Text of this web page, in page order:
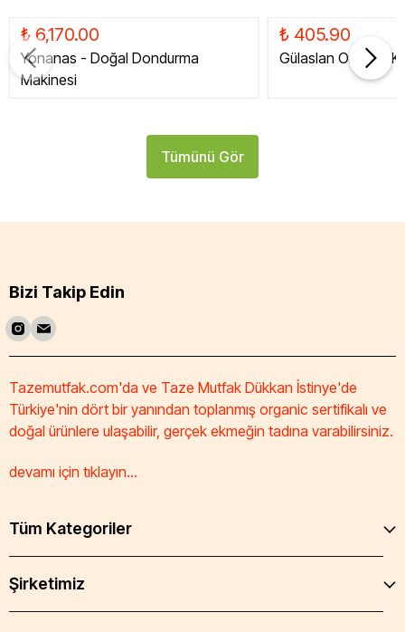
₺ 6,170.00
Yonanas - Doğal Dondurma
Makinesi
₺ 405.90
Gülaslan Organik
Tümünü Gör
Bizi Takip Edin
Tazemutfak.com'da ve Taze Mutfak Dükkan İstinye'de
Türkiye'nin dört bir yanından toplanmış organic sertifikalı ve
doğal ürünlere ulaşabilir, gerçek ekmeğin tadına varabilirsiniz.
devamı için tıklayın...
Tüm Kategoriler
Şirketimiz